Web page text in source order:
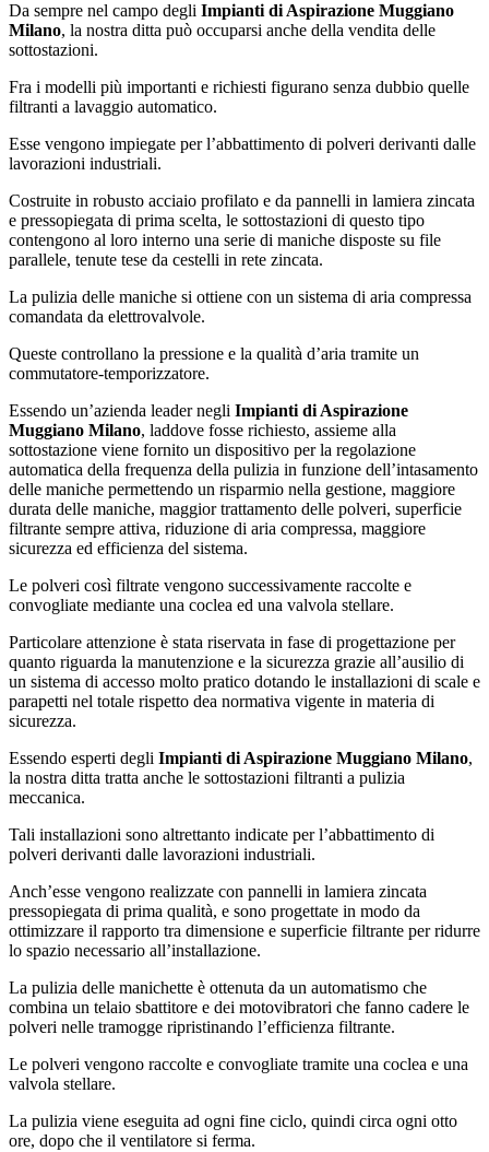
Da sempre nel campo degli Impianti di Aspirazione Muggiano
Milano, la nostra ditta può occuparsi anche della vendita delle
sottostazioni.
Fra i modelli più importanti e richiesti figurano senza dubbio quelle
filtranti a lavaggio automatico.
Esse vengono impiegate per l’abbattimento di polveri derivanti dalle
lavorazioni industriali.
Costruite in robusto acciaio profilato e da pannelli in lamiera zincata
e pressopiegata di prima scelta, le sottostazioni di questo tipo
contengono al loro interno una serie di maniche disposte su file
parallele, tenute tese da cestelli in rete zincata.
La pulizia delle maniche si ottiene con un sistema di aria compressa
comandata da elettrovalvole.
Queste controllano la pressione e la qualità d’aria tramite un
commutatore-temporizzatore.
Essendo un’azienda leader negli Impianti di Aspirazione
Muggiano Milano, laddove fosse richiesto, assieme alla
sottostazione viene fornito un dispositivo per la regolazione
automatica della frequenza della pulizia in funzione dell’intasamento
delle maniche permettendo un risparmio nella gestione, maggiore
durata delle maniche, maggior trattamento delle polveri, superficie
filtrante sempre attiva, riduzione di aria compressa, maggiore
sicurezza ed efficienza del sistema.
Le polveri così filtrate vengono successivamente raccolte e
convogliate mediante una coclea ed una valvola stellare.
Particolare attenzione è stata riservata in fase di progettazione per
quanto riguarda la manutenzione e la sicurezza grazie all’ausilio di
un sistema di accesso molto pratico dotando le installazioni di scale e
parapetti nel totale rispetto dea normativa vigente in materia di
sicurezza.
Essendo esperti degli Impianti di Aspirazione Muggiano Milano,
la nostra ditta tratta anche le sottostazioni filtranti a pulizia
meccanica.
Tali installazioni sono altrettanto indicate per l’abbattimento di
polveri derivanti dalle lavorazioni industriali.
Anch’esse vengono realizzate con pannelli in lamiera zincata
pressopiegata di prima qualità, e sono progettate in modo da
ottimizzare il rapporto tra dimensione e superficie filtrante per ridurre
lo spazio necessario all’installazione.
La pulizia delle manichette è ottenuta da un automatismo che
combina un telaio sbattitore e dei motovibratori che fanno cadere le
polveri nelle tramogge ripristinando l’efficienza filtrante.
Le polveri vengono raccolte e convogliate tramite una coclea e una
valvola stellare.
La pulizia viene eseguita ad ogni fine ciclo, quindi circa ogni otto
ore, dopo che il ventilatore si ferma.